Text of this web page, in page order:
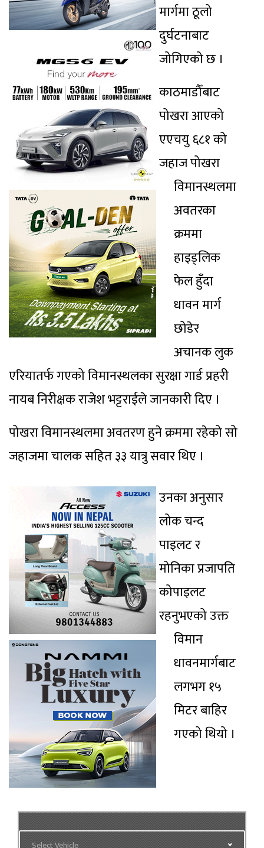
मार्गमा ठूलो
दुर्घटनाबाट
जोगिएको छ ।
काठमाडौँबाट
पोखरा आएको
एएचयु ६८१ को
जहाज पोखरा
विमानस्थलमा
अवतरका
क्रममा
हाइड्लिक
फेल हुँदा
धावन मार्ग
छोडेर
अचानक लुक
एरियातर्फ गएको विमानस्थलका सुरक्षा गार्ड प्रहरी
नायब निरीक्षक राजेश भट्टराईले जानकारी दिए ।
पोखरा विमानस्थलमा अवतरण हुने क्रममा रहेको सो
जहाजमा चालक सहित ३३ यात्रु सवार थिए ।
उनका अनुसार
लोक चन्द
पाइलट र
मोनिका प्रजापति
कोपाइलट
रहनुभएको उक्त
विमान
धावनमार्गबाट
लगभग १५
मिटर बाहिर
गएको थियो ।
Select Vehicle